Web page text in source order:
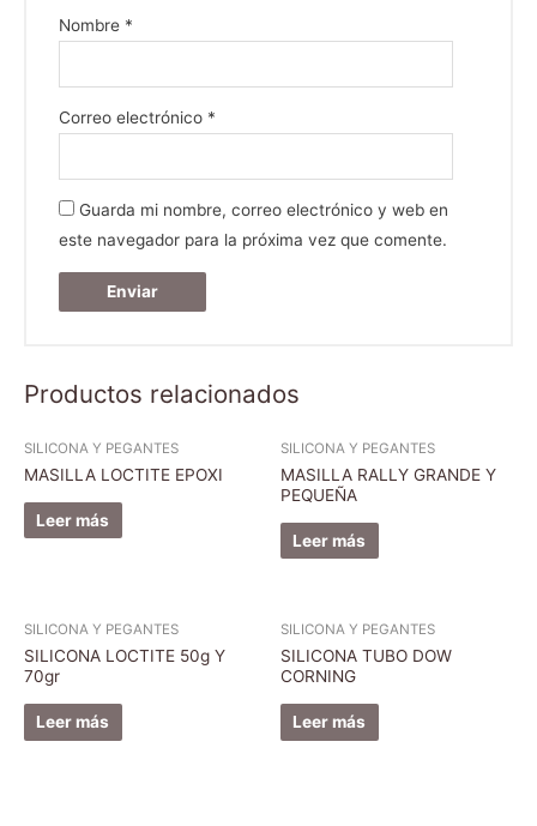
Nombre *
Correo electrónico *
Guarda mi nombre, correo electrónico y web en
este navegador para la próxima vez que comente.
Productos relacionados
SILICONA Y PEGANTES
MASILLA LOCTITE EPOXI
Leer más
SILICONA Y PEGANTES
MASILLA RALLY GRANDE Y
PEQUEÑA
Leer más
SILICONA Y PEGANTES
SILICONA LOCTITE 50g Y
70gr
Leer más
SILICONA Y PEGANTES
SILICONA TUBO DOW
CORNING
Leer más